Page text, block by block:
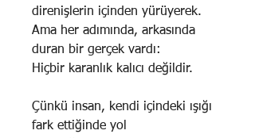
direnişlerin içinden yürüyerek.
Ama her adımında, arkasında
duran bir gerçek vardı:
Hiçbir karanlık kalıcı değildir.
Çünkü insan, kendi içindeki ışığı
fark ettiğinde yol